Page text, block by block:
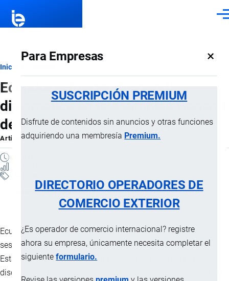
Para Empresas ×
SUSCRIPCIÓN PREMIUM
Disfrute de contenidos sin anuncios y otras funciones
adquiriendo una membresía Premium.
DIRECTORIO OPERADORES DE
COMERCIO EXTERIOR
¿Es operador de comercio internacional? registre
ahora su empresa, únicamente necesita completar el
siguienteformulario.
Ruta
de
navegación
Inicio
Ecuador refuerza su agenda
diplomática en la Asamblea General
de la OEA 2026 en Panamá
ArtículoporJaime Mise, 22 Junio, 2026
Derecho Internacional
Ecuador participa activamente en el 56.º período ordinario de
sesiones de la Asamblea General de la Organización de los
Estados Americanos (OEA), un encuentro clave para la
discusión de la agenda política, económica y de seguridad del